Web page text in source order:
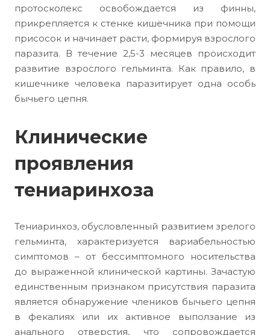
протосколекс освобождается из финны,
прикрепляется к стенке кишечника при помощи
присосок и начинает расти, формируя взрослого
паразита. В течение 2,5-3 месяцев происходит
развитие взрослого гельминта. Как правило, в
кишечнике человека паразитирует одна особь
бычьего цепня.
Клинические
проявления
тениаринхоза
Тениаринхоз, обусловленный развитием зрелого
гельминта, характеризуется вариабельностью
симптомов – от бессимптомного носительства
до выраженной клинической картины. Зачастую
единственным признаком присутствия паразита
является обнаружение члеников бычьего цепня
в фекалиях или их активное выползание из
анального отверстия, что сопровождается